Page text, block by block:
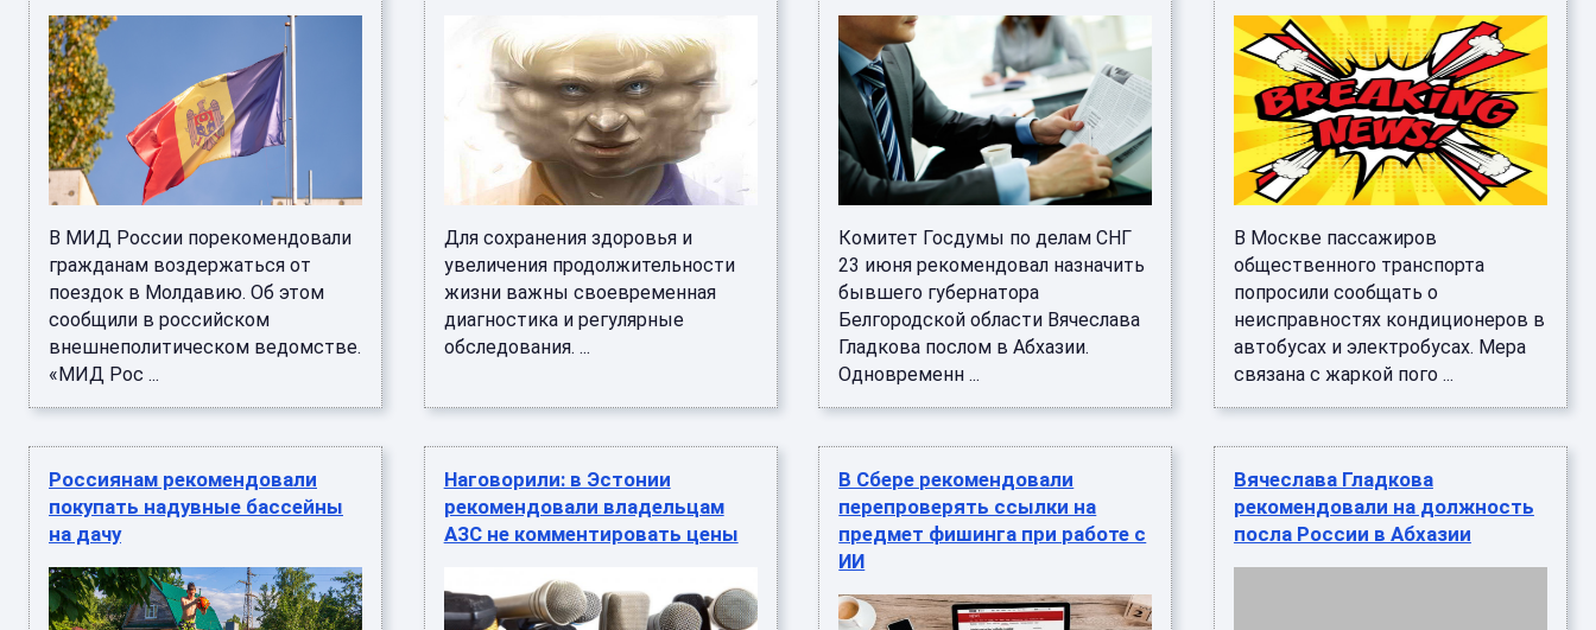
В МИД России порекомендовали
гражданам воздержаться от
поездок в Молдавию. Об этом
сообщили в российском
внешнеполитическом ведомстве.
«МИД Рос ...
Для сохранения здоровья и
увеличения продолжительности
жизни важны своевременная
диагностика и регулярные
обследования. ...
Комитет Госдумы по делам СНГ
23 июня рекомендовал назначить
бывшего губернатора
Белгородской области Вячеслава
Гладкова послом в Абхазии.
Одновременн ...
В Москве пассажиров
общественного транспорта
попросили сообщать о
неисправностях кондиционеров в
автобусах и электробусах. Мера
связана с жаркой пого ...
Россиянам рекомендовали
покупать надувные бассейны
на дачу
Наговорили: в Эстонии
рекомендовали владельцам
АЗС не комментировать цены
В Сбере рекомендовали
перепроверять ссылки на
предмет фишинга при работе с
ИИ
Вячеслава Гладкова
рекомендовали на должность
посла России в Абхазии